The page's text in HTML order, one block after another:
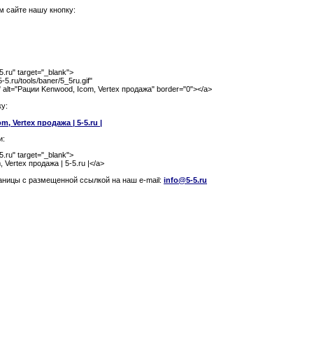
сайте нашу кнопку:
target="_blank">
5.ru/tools/baner/5_5ru.gif"
alt="Рации Kenwood, Icom, Vertex продажа" border="0"></a>
Vertex продажа | 5-5.ru |
target="_blank">
Vertex продажа | 5-5.ru |</a>
c размещенной ссылкой на наш e-mail: info@5-5.ru